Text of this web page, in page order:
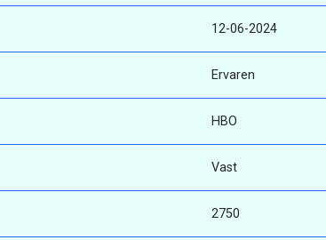
12-06-2024
Ervaren
HBO
Vast
2750